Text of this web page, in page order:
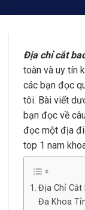
Địa chỉ cắt
toàn và uy tín
các bạn đọc
tôi. Bài viết
bạn đọc về
đọc một địa
top 1 nam
Địa Chỉ Cắt
Đa Khoa